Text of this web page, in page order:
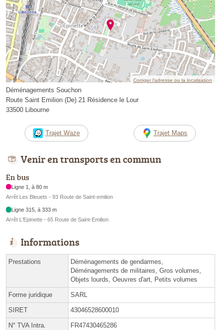
Corriger l’adresse ou la localisation
Déménagements Souchon
Route Saint Emilion (De) 21 Résidence le Lour
33500 Libourne
Trajet Waze Trajet Maps
Venir en transports en commun
En bus
Ligne 1, à 80 m
Arrêt Les Bleuets - 93 Route de Saint-emilion
Ligne 315, à 333 m
Arrêt L'Epinette - 65 Route de Saint-Emilion
Informations
Prestations
Déménagements de gendarmes,
Déménagements de militaires, Gros volumes,
Objets lourds, Oeuvres d'art, Petits volumes
Forme juridique SARL
SIRET 43046528600010
N° TVA Intra. FR47430465286